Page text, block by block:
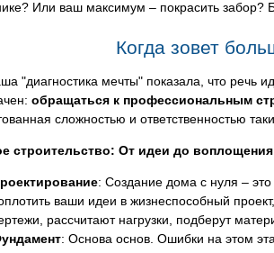
Или ваш максимум – покрасить забор?
Когда зовет
"диагностика мечты" показала, что речь
обращаться к профессиональным
сложностью и ответственностью
строительство: От идеи до воплощения
: Создание дома с нуля –
ваши идеи в жизнеспособный
рассчитают нагрузки, подберут
: Основа основ. Ошибки на этом